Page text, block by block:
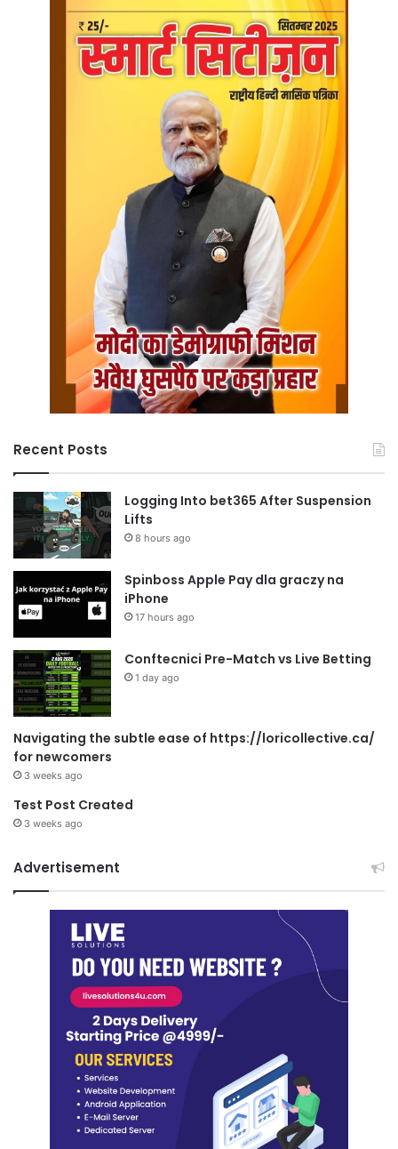
Recent Posts
Logging Into bet365 After Suspension
Lifts
8 hours ago
Spinboss Apple Pay dla graczy na
iPhone
17 hours ago
Conftecnici Pre-Match vs Live Betting
1 day ago
Navigating the subtle ease of https://loricollective.ca/
for newcomers
3 weeks ago
Test Post Created
3 weeks ago
Advertisement